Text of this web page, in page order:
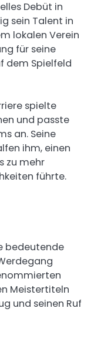
Debüt in
sein Talent in
lokalen Verein
für seine
dem Spielfeld
spielte
und passte
an. Seine
ihm, einen
zu mehr
führte.
bedeutende
Meistertiteln
und seinen Ruf